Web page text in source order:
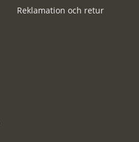
Reklamation och retur